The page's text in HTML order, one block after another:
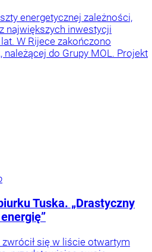
energetycznej zależności,
największych inwestycji
W Rijece zakończono
do Grupy MOL. Projekt
Tuska. „Drastyczny
się w liście otwartym